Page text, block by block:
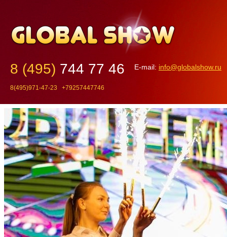
8 (495) 744 77 46
8(495)971-47-23 +79257447746
E-mail: info@globalshow.ru